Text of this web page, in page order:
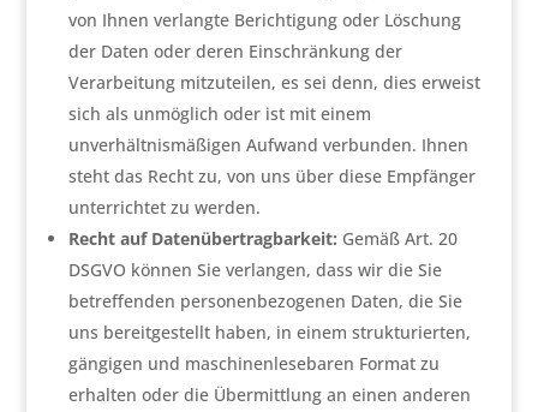
von Ihnen verlangte Berichtigung oder Löschung
der Daten oder deren Einschränkung der
Verarbeitung mitzuteilen, es sei denn, dies erweist
sich als unmöglich oder ist mit einem
unverhältnismäßigen Aufwand verbunden. Ihnen
steht das Recht zu, von uns über diese Empfänger
unterrichtet zu werden.
Recht auf Datenübertragbarkeit: Gemäß Art. 20
DSGVO können Sie verlangen, dass wir die Sie
betreffenden personenbezogenen Daten, die Sie
uns bereitgestellt haben, in einem strukturierten,
gängigen und maschinenlesebaren Format zu
erhalten oder die Übermittlung an einen anderen